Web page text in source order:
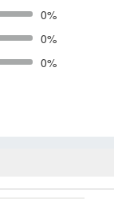
0%
0%
0%